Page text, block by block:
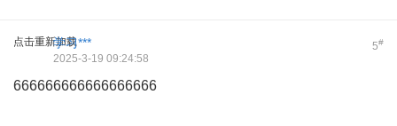
点击重新加载 5#
学习***
2025-3-19 09:24:58
666666666666666666